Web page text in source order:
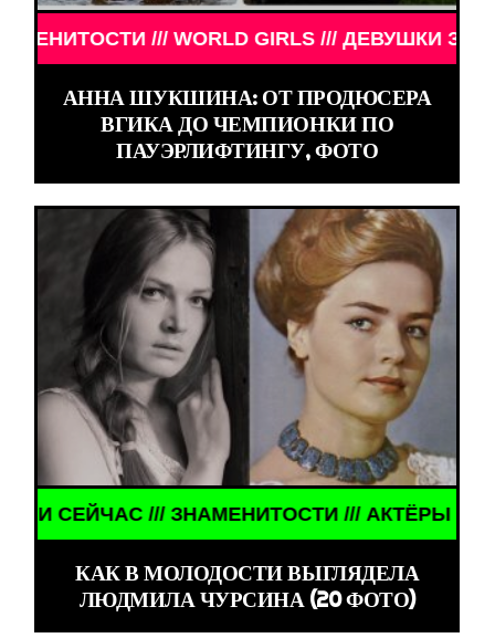
GIRLS /// ДЕВУШКИ ЗНАМЕНИТОСТИ ///
АННА ШУКШИНА: ОТ ПРОДЮСЕРА
ВГИКА ДО ЧЕМПИОНКИ ПО
ПАУЭРЛИФТИНГУ, ФОТО
/// АКТЁРЫ ТОГДА И СЕЙЧАС
КАК В МОЛОДОСТИ ВЫГЛЯДЕЛА
ЛЮДМИЛА ЧУРСИНА (20 ФОТО)